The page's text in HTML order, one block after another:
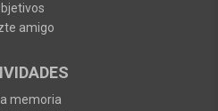
amigo
memoria